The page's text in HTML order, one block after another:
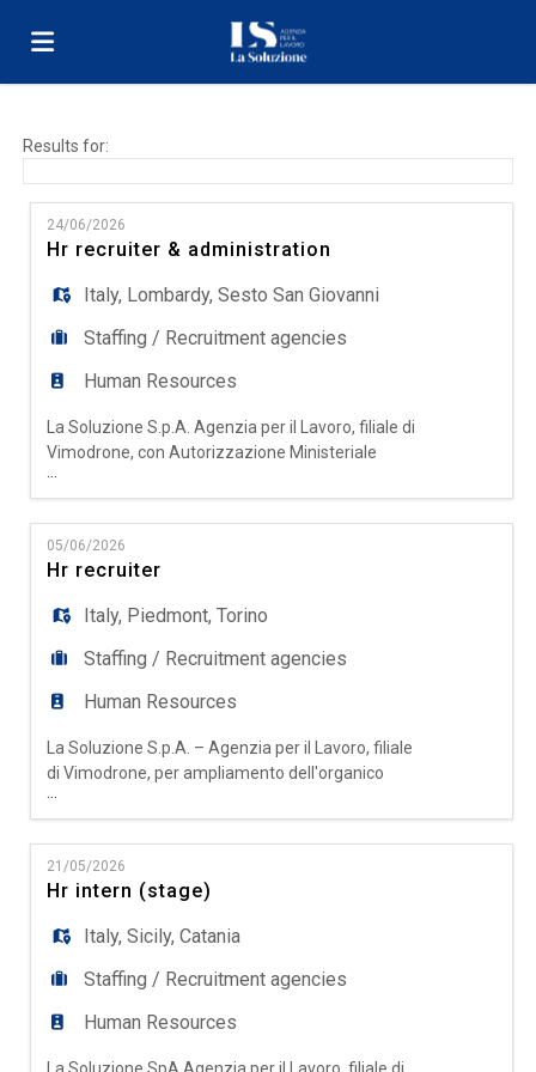
Job
list
Upload
your
CV
Login
Language
EN
FR
IT
DE
ES
PT
Results for:
24/06/2026
Hr recruiter & administration
Italy, Lombardy,Sesto San Giovanni
Staffing / Recruitment agencies
Human Resources
La Soluzione S.p.A. Agenzia per il Lavoro, filiale di
Vimodrone, con Autorizzazione Ministeriale
Definitiva Prot. N° 0000518 del 18/11/2025,
ricerca per ampliamento del proprio organico
presso la filiale di Sesto San Giovanni: HR
Recruiter & Administration Responsabilità: -
Pubblicazione degli annunci di lavoro e gestione
05/06/2026
Hr recruiter
Italy, Piedmont,Torino
Staffing / Recruitment agencies
Human Resources
La Soluzione S.p.A. – Agenzia per il Lavoro, filiale
di Vimodrone, per ampliamento dell'organico
della filiale di Torino, ricerca una risorsa da
inserire nel ruolo di: HR Recruiter La figura sarà
inserita all'interno di una filiale già avviata e
collaborerà con il team nelle attività di ricerca,
selezione e gestione amministrativa del
21/05/2026
Hr intern (stage)
Italy,Sicily,Catania
Staffing / Recruitment agencies
Human Resources